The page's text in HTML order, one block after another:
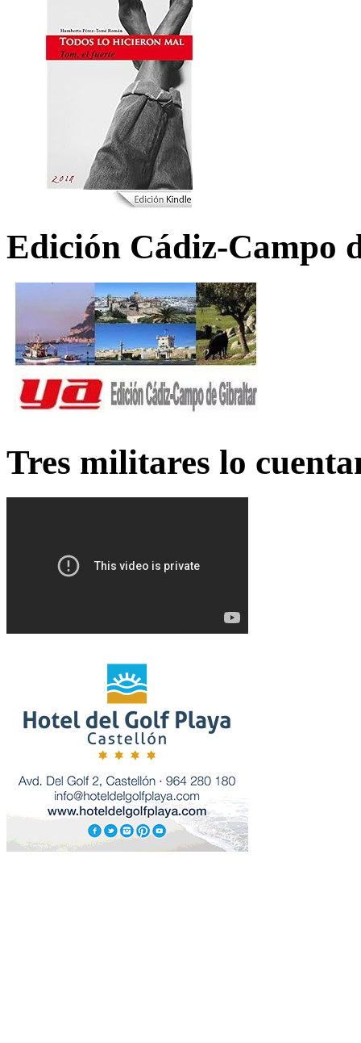
Edición Cádiz-Campo
Tres militares lo